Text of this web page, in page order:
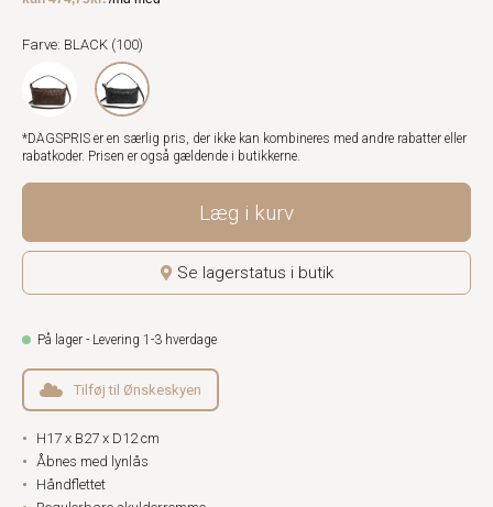
Farve: BLACK (100)
*DAGSPRIS er en særlig pris, der ikke kan kombineres med andre rabatter eller
rabatkoder. Prisen er også gældende i butikkerne.
Læg i kurv
Se lagerstatus i butik
På lager - Levering 1-3 hverdage
Tilføj til Ønskeskyen
H17 x B27 x D12 cm
Åbnes med lynlås
Håndflettet